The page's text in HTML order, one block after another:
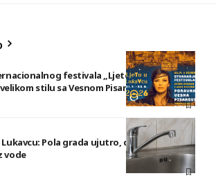
festivala „Ljeto u Lukavcu“
stilu sa Vesnom Pisarović
Lukavcu: Pola grada ujutro, druga polovina
vode